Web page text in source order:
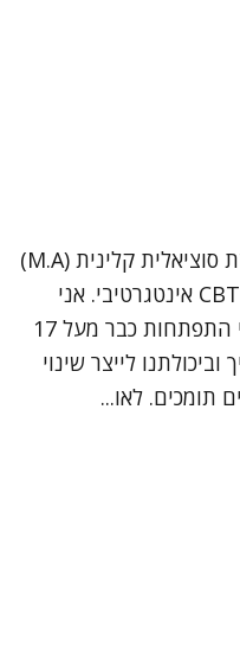
שמי אביטל וובר קטקובסקי, עובדת סוציאלית קלינית (M.A)
ופסיכותרפיסטית מוסמכת בגישת CBT אינטגרטיבי. אני
עוסקת בטיפול רגשי וליווי תהליכי התפתחות כבר מעל 17
לייצר שינוי
תומכים. לאו...